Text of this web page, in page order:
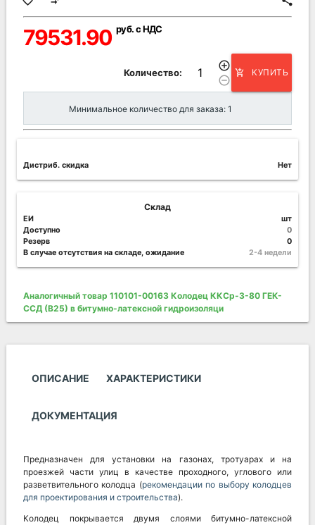
79531.90 руб. с НДС
Количество:
add_circle_outline
remove_circle_outline
add_shopping_cart КУПИТЬ
Минимальное количество для заказа: 1
Дистриб. скидка Нет
Склад
ЕИ
шт
Доступно
0
Резерв
0
В случае отсутствия на складе, ожидание
2-4 недели
Аналогичный товар 110101-00163 Колодец ККСр-3-80 ГЕК-
ССД (В25) в битумно-латексной гидроизоляци
ОПИСАНИЕ ХАРАКТЕРИСТИКИ
ДОКУМЕНТАЦИЯ
Предназначен для установки на газонах, тротуарах и на
проезжей части улиц в качестве проходного, углового или
разветвительного колодца (рекомендации по выбору колодцев
для проектирования и строительства).
Колодец покрывается двумя слоями битумно-латексной